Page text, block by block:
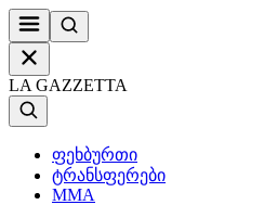
LA GAZZETTA
ფეხბურთი
ტრანსფერები
MMA